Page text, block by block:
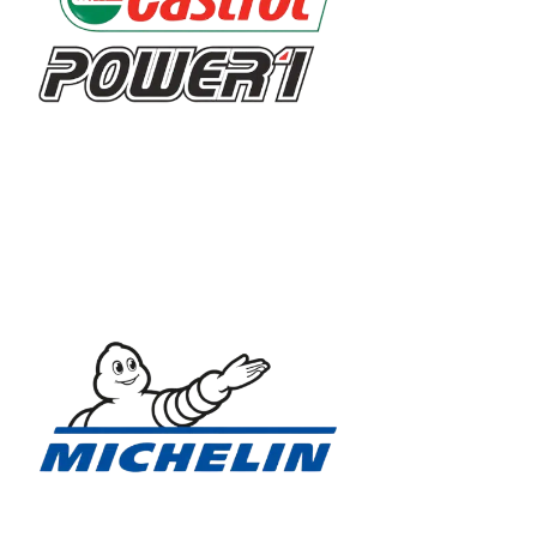
Chúng tôi chỉ sử dụng linh kiện chính hãng để đảm
hiệu suất tối ưu cho chiếc xe của bạn sau mỗi lần sửa
Giá cả hợp lý – Dịch vụ chất lượng không
Hãy liên hệ
với chúng tôi ngay hôm nay để đặt lịch
tốt nhất. Đến với chúng tôi, bạn có thể tin tưởng vào